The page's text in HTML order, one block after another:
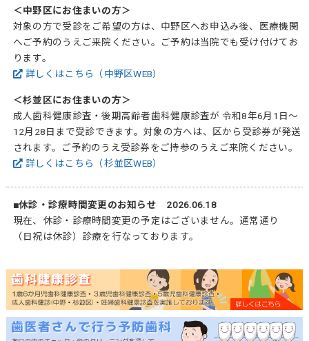
＜中野区にお住まいの方＞
対象の方で受診をご希望の方は、中野区へお申込み後、医療機関
へご予約のうえご来院ください。ご予約は当院でも受け付けてお
ります。
詳しくはこちら（中野区WEB）
＜杉並区にお住まいの方＞
成人歯科健康診査・後期高齢者歯科健康診査が 令和8年6月1日～
12月28日まで受診できます。対象の方へは、区から受診券が発送
されます。ご予約のうえ受診券をご持参のうえご来院ください。
詳しくはこちら（杉並区WEB）
■休診・診療時間変更のお知らせ 2026.06.18
現在、休診・診療時間変更の予定はございません。通常通り
（日祝は休診）診療を行なっております。